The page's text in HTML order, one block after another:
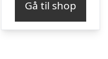
Gå til shop